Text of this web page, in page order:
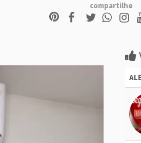
compartilhe